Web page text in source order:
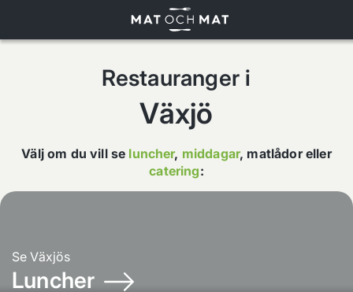
Restauranger i
Växjö
Välj om du vill se luncher, middagar, matlådoreller
catering:
SeVäxjös
Luncher